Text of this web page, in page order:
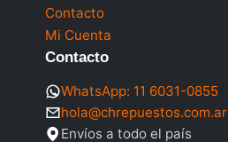
Contacto
Mi Cuenta
Contacto
WhatsApp: 11 6031-0855
hola@chrepuestos.com.ar
Envíos a todo el país